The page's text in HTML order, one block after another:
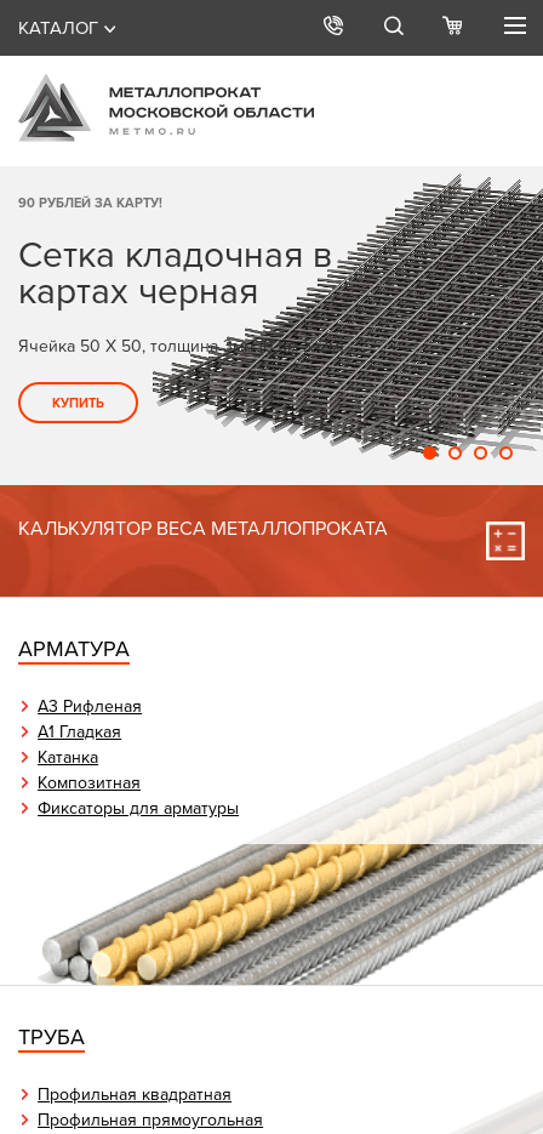
КАТАЛОГ
90 РУБЛЕЙ ЗА КАРТУ!
Сетка кладочная в
картах черная
Ячейка 50 X 50, толщина 3мм (0,5м X 2м)
КУПИТЬ
КАЛЬКУЛЯТОР ВЕСА МЕТАЛЛОПРОКАТА
АРМАТУРА
А3 Рифленая
А1 Гладкая
Катанка
Композитная
Фиксаторы для арматуры
ТРУБА
Профильная квадратная
Профильная прямоугольная